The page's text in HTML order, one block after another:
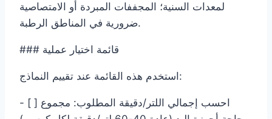
لمعدات السنية؛ المجففات المبردة أو الامتصاصية
ضرورية في المناطق الرطبة.
### قائمة اختيار عملية
استخدم هذه القائمة عند تقييم النماذج:
- [ ] احسب إجمالي اللتر/دقيقة المطلوب: مجموع